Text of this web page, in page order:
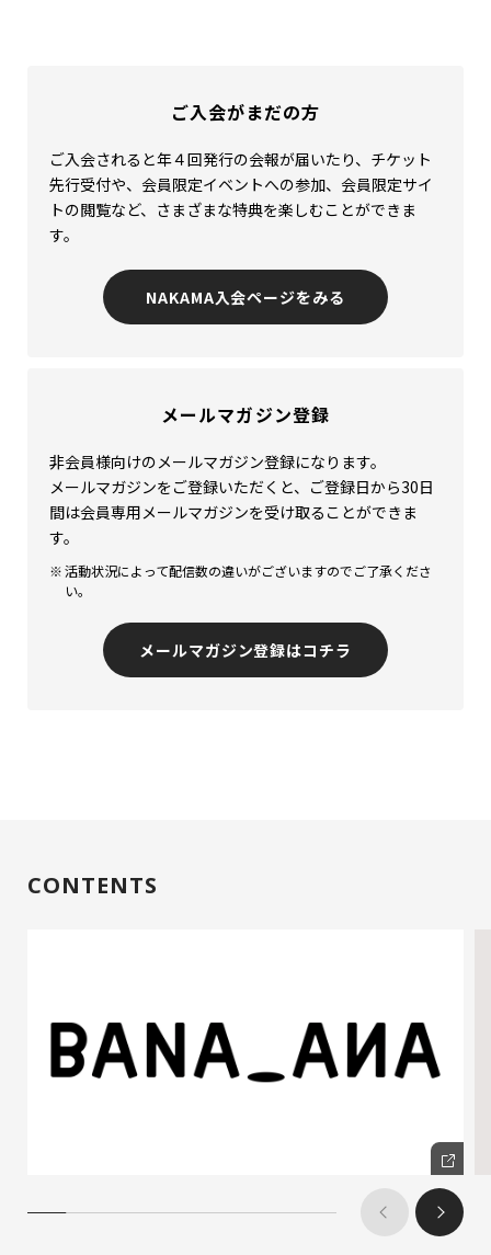
ご入会がまだの方
ご入会されると年４回発行の会報が届いたり、チケット
先行受付や、会員限定イベントへの参加、会員限定サイ
トの閲覧など、さまざまな特典を楽しむことができま
す。
NAKAMA入会ページをみる
メールマガジン登録
非会員様向けのメールマガジン登録になります。
メールマガジンをご登録いただくと、ご登録日から30日
間は会員専用メールマガジンを受け取ることができま
す。
活動状況によって配信数の違いがございますのでご了承くださ
い。
メールマガジン登録はコチラ
CONTENTS